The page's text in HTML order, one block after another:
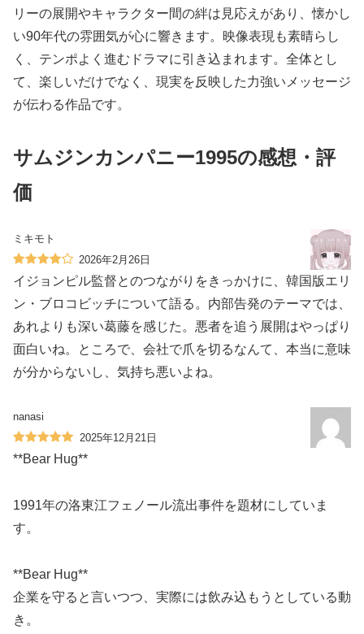
リーの展開やキャラクター間の絆は見応えがあり、懐かし
い90年代の雰囲気が心に響きます。映像表現も素晴らし
く、テンポよく進むドラマに引き込まれます。全体とし
て、楽しいだけでなく、現実を反映した力強いメッセージ
が伝わる作品です。
サムジンカンパニー1995の感想・評
価
ミキモト
2026年2月26日
イジョンピル監督とのつながりをきっかけに、韓国版エリ
ン・ブロコビッチについて語る。内部告発のテーマでは、
あれよりも深い葛藤を感じた。悪者を追う展開はやっぱり
面白いね。ところで、会社で爪を切るなんて、本当に意味
が分からないし、気持ち悪いよね。
nanasi
2025年12月21日
**Bear Hug**
︎1991年の洛東江フェノール流出事件を題材にしていま
す。
**Bear Hug**
企業を守ると言いつつ、実際には飲み込もうとしている動
き。